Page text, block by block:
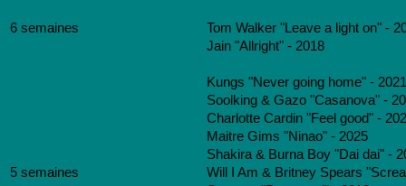
6 semaines
Tom Walker "Leave a light on" -
Jain "Allright" - 2018
Kungs "Never going home" - 2021
Soolking & Gazo "Casanova" -
Charlotte Cardin "Feel good" -
Maitre Gims "Ninao" - 2025
Shakira & Burna Boy "Dai dai" -
5 semaines
Will I Am & Britney Spears